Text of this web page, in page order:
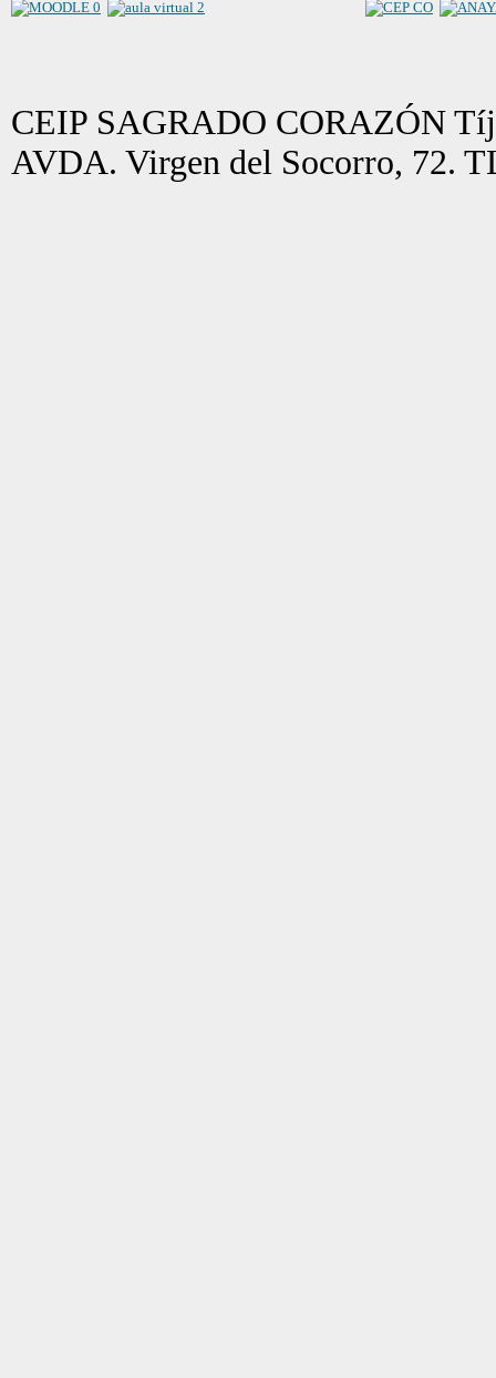
CEIP SAGRADO CORAZÓN
AVDA. Virgen del Socorro, 72.